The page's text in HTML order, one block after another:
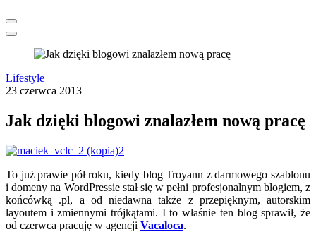
Lifestyle
23 czerwca 2013
Jak dzięki blogowi znalazłem nową pracę
To już prawie pół roku, kiedy blog Troyann z darmowego szablonu
i domeny na WordPressie stał się w pełni profesjonalnym blogiem, z
końcówką .pl, a od niedawna także z przepięknym, autorskim
layoutem i zmiennymi trójkątami. I to właśnie ten blog sprawił, że
od czerwca pracuję w agencji Vacaloca.